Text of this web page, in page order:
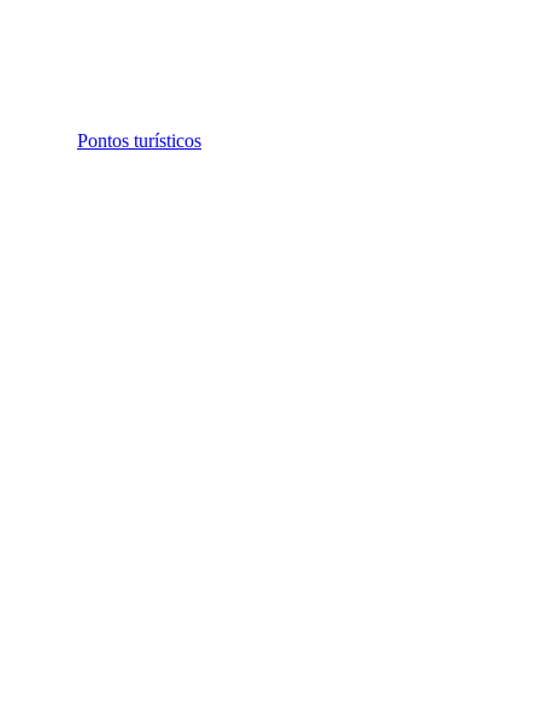
Pontos turísticos